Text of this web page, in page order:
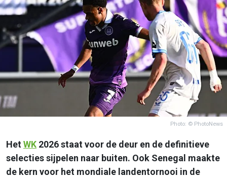
Photo: © PhotoNews
HetWK 2026 staat voor de deur en de definitieve
selecties sijpelen naar buiten. Ook Senegal maakte
de kern voor het mondiale landentornooi in de